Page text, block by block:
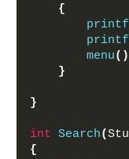
{
printf
printf
menu()
}
}
int Search(
{